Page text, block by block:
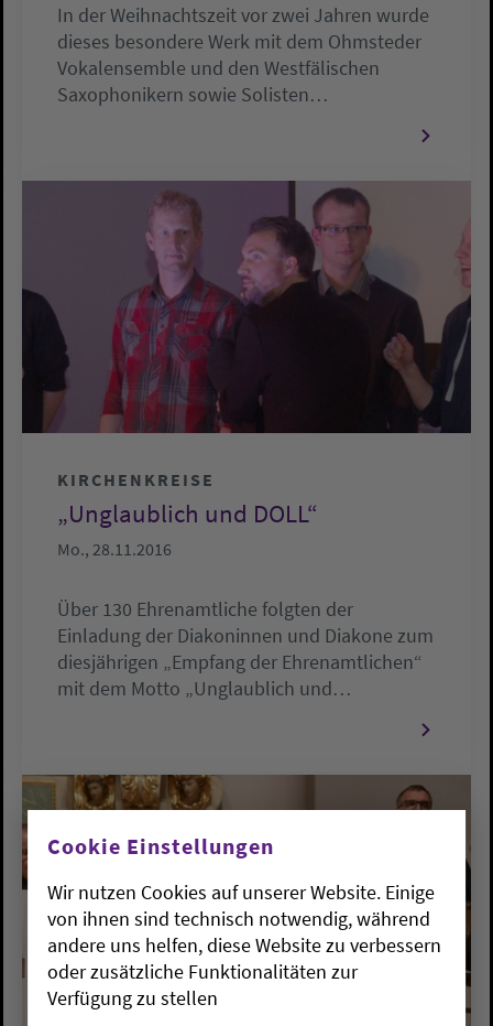
In der Weihnachtszeit vor zwei Jahren wurde
dieses besondere Werk mit dem Ohmsteder
Vokalensemble und den Westfälischen
Saxophonikern sowie Solisten…
KIRCHENKREISE
„Unglaublich und DOLL“
Mo., 28.11.2016
Über 130 Ehrenamtliche folgten der
Einladung der Diakoninnen und Diakone zum
diesjährigen „Empfang der Ehrenamtlichen“
mit dem Motto „Unglaublich und…
Cookie Einstellungen
Wir nutzen Cookies auf unserer Website. Einige
von ihnen sind technisch notwendig, während
andere uns helfen, diese Website zu verbessern
oder zusätzliche Funktionalitäten zur
Verfügung zu stellen